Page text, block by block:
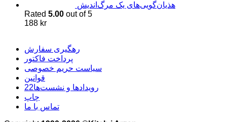
هذیان‌گویی‌های یک مرگ‌اندیش
Rated 5.00 out of 5
188 kr
رهگیری سفارش
پرداخت فاکتور
سیاست حریم خصوصی
قوانین
22رویدادها و نشست‌ها
چاپ
تماس با ما